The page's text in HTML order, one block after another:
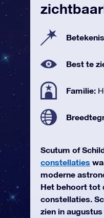
Best te
Familie:
Scutum of
constellaties
moderne
Het behoort tot
constellaties.
zien in